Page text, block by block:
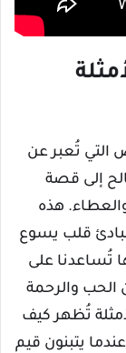
التي تُعبر عن
إلى قصة
هذه
قلب يسوع
تُساعدنا على
الحب والرحمة
تُظهر كيف
يتبنون قيم